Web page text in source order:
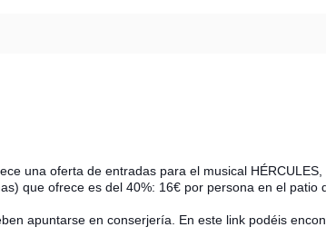
una oferta de entradas para el musical
que ofrece es del 40%: 16€ por persona en el
apuntarse en conserjería. En este link podéis